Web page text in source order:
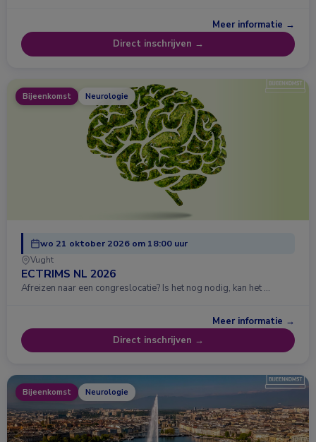
Meer informatie →
Direct inschrijven →
Bijeenkomst Neurologie
wo 21 oktober 2026 om 18:00 uur
Vught
ECTRIMS NL 2026
Afreizen naar een congreslocatie? Is het nog nodig, kan het …
Meer informatie →
Direct inschrijven →
Bijeenkomst Neurologie